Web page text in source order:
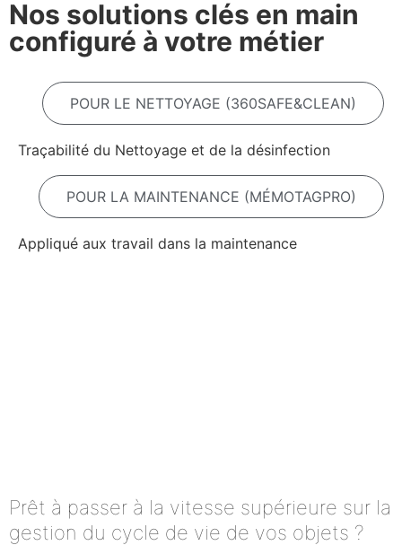
Nos solutions clés en main
configuré à votre métier
POUR LE NETTOYAGE (360SAFE&CLEAN)
Traçabilité du Nettoyage et de la désinfection
POUR LA MAINTENANCE (MÉMOTAGPRO)
Appliqué aux travail dans la maintenance
Prêt à passer à la vitesse supérieure sur la
gestion du cycle de vie de vos objets ?